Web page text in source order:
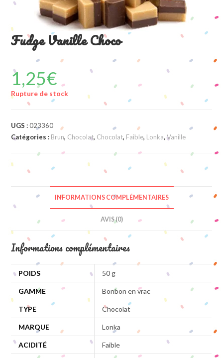
Fudge Vanille Choco
1,25€
Rupture de stock
UGS :023360
Catégories : Brun, Chocolat, Chocolat, Faible, Lonka,Vanille
INFORMATIONS COMPLÉMENTAIRES
AVIS (0)
Informations complémentaires
POIDS 50 g
GAMME Bonbon en vrac
TYPE Chocolat
MARQUE Lonka
ACIDITÉ Faible